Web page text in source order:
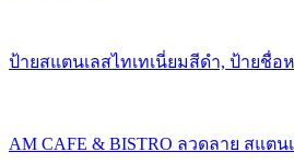
ป้ายสแตนเลสไทเทเนี่ยมสีดำ, ป้ายชื่อ
AM CAFE & BISTRO ลวดลาย สแตน